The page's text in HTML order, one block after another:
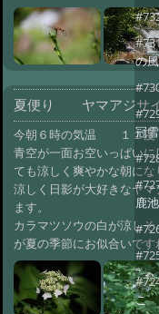
夏便り ヤマアジサ
今朝６時の気温 １１
青空が一面お空いっぱい
ても涼しく爽やかな朝にな
涼しく日影が大好きなヤ
ます。
カラマツソウの白が涼し
が夏の季節にお似合いです
の
冠雪
鹿
こ